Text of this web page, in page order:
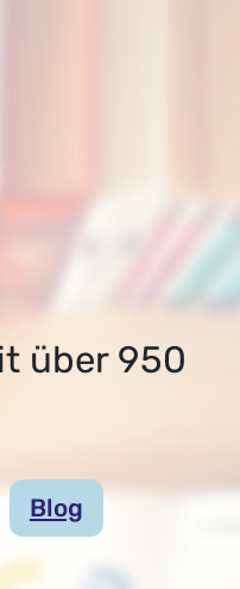
über 950
Blog